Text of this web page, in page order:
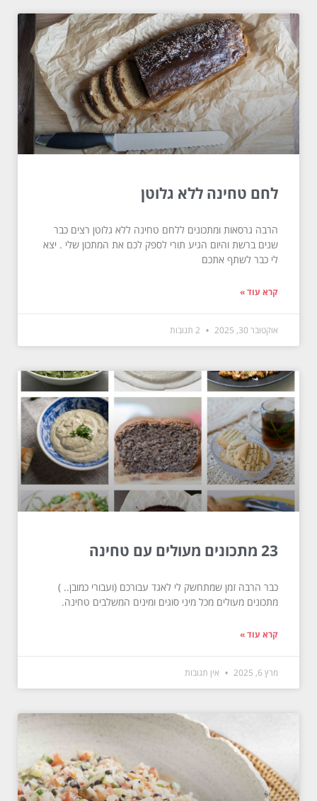
לחם טחינה ללא גלוטן
הרבה גרסאות ומתכונים ללחם טחינה ללא גלוטן רצים כבר
שנים ברשת והיום הגיע תורי לספק לכם את המתכון שלי . יצא
לי כבר לשתף אתכם
קרא עוד »
אוקטובר 30, 2025
23 מתכונים מעולים עם טחינה
כבר הרבה זמן שמתחשק לי לאגד עבורכם (ועבורי כמובן.. )
מתכונים מעולים מכל מיני סוגים ומינים המשלבים טחינה.
קרא עוד »
מרץ 6, 2025 אין תגובות